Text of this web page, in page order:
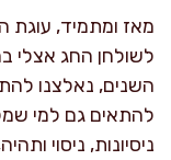
מאז ומתמיד,
לשולחן החג אצלי
השנים, נאלצנו
להתאים גם למי
ניסיונות, ניסוי